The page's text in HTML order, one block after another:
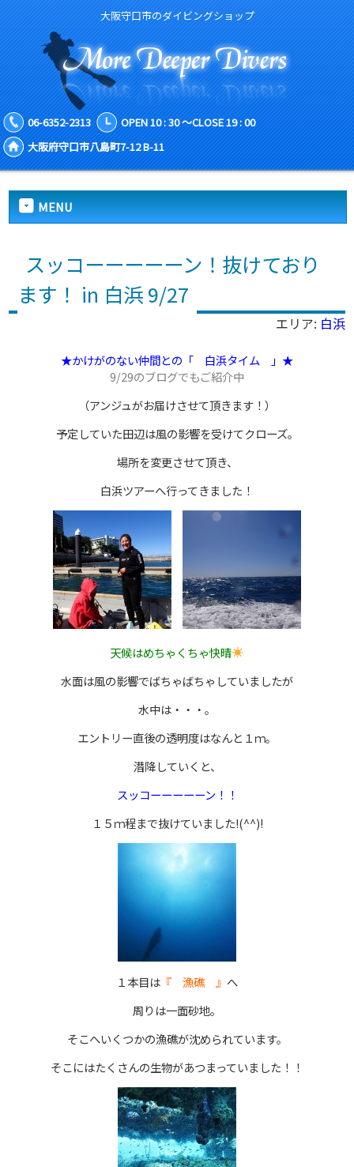
大阪守口市のダイビングショップ
06-6352-2313
OPEN 10 : 30 ～CLOSE 19 : 00
大阪府守口市八島町7-12 B-11
MENU
スッコーーーーーン！抜けており
ます！ in 白浜 9/27
エリア: 白浜
★かけがのない仲間との「 白浜タイム 」★
9/29のブログでもご紹介中
（アンジュがお届けさせて頂きます！）
予定していた田辺は風の影響を受けてクローズ。
場所を変更させて頂き、
白浜ツアーへ行ってきました！
天候はめちゃくちゃ快晴
水面は風の影響でばちゃばちゃしていましたが
水中は・・・。
エントリー直後の透明度はなんと１ｍ。
潜降していくと、
スッコーーーーーン！！
１５ｍ程まで抜けていました!(^^)!
１本目は 『 漁礁 』 へ
周りは一面砂地。
そこへいくつかの漁礁が沈められています。
そこにはたくさんの生物があつまっていました！！